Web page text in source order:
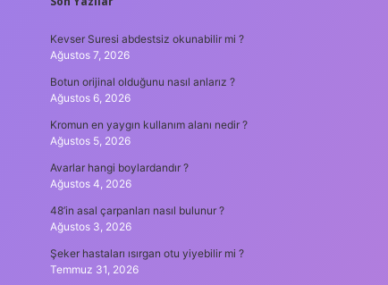
SIDEBAR
Kevser Suresi abdestsiz okunabilir mi ?
Ağustos 7, 2026
Botun orijinal olduğunu nasıl anlarız ?
Ağustos 6, 2026
Kromun en yaygın kullanım alanı nedir ?
Ağustos 5, 2026
Avarlar hangi boylardandır ?
Ağustos 4, 2026
48’in asal çarpanları nasıl bulunur ?
Ağustos 3, 2026
Şeker hastaları ısırgan otu yiyebilir mi ?
Temmuz 31, 2026